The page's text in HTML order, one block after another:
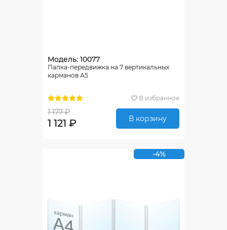
Модель: 10077
Папка-передвижка на 7 вертикальных
карманов А5
В избранное
1 177 ₽
1 121 ₽ В корзину
-4%